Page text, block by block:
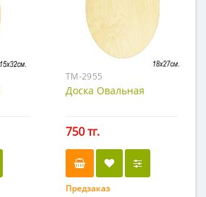
TM-2955
Доска Овальная
750 тг.
Предзаказ